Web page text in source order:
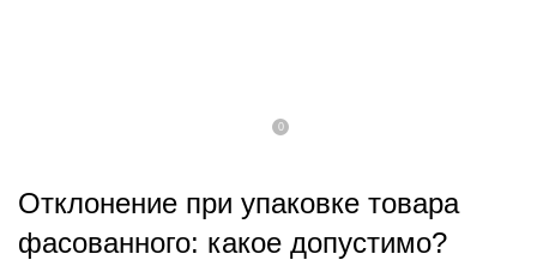
0
Отклонение при упаковке товара
фасованного: какое допустимо?